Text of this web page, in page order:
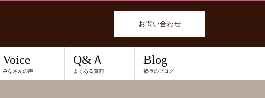
お問い合わせ
Voice
みなさんの声
Q&Ａ
よくある質問
Blog
塾長のブログ